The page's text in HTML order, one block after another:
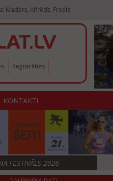
Madars, Alfrēds, Fredis
Reģistrēties
KONTAKTI
FESTIVĀLS 2026